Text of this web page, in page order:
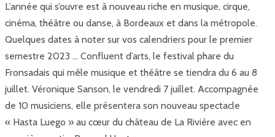
L’année qui s’ouvre est à nouveau riche en musique, cirque,
cinéma, théâtre ou danse, à Bordeaux et dans la métropole.
Quelques dates à noter sur vos calendriers pour le premier
semestre 2023 … Confluent d’arts, le festival phare du
Fronsadais qui mêle musique et théâtre se tiendra du 6 au 8
juillet. Véronique Sanson, le vendredi 7 juillet. Accompagnée
de 10 musiciens, elle présentera son nouveau spectacle
« Hasta Luego » au cœur du château de La Rivière avec en